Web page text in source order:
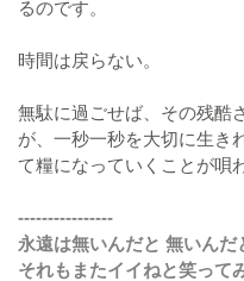
るのです。
時間は戻らない。
無駄に過ごせば、その残酷
が、一秒一秒を大切に生き
て糧になっていくことが唄
----------------
永遠は無いんだと 無いんだ
それもまたイイねと笑って